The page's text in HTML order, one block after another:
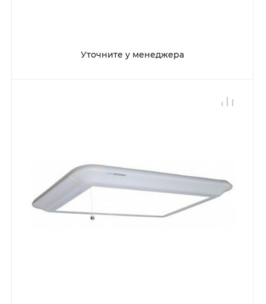
Уточните у менеджера